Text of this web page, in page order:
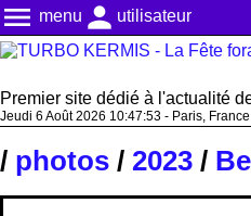
menu menu person utilisateur
Premier site dédié à l'actualité
Jeudi 6 Août 2026 10:47:54 - Paris,
/ photos / 2023 /